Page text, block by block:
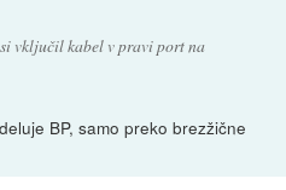
vključil kabel v pravi port na
BP, samo preko brezžične